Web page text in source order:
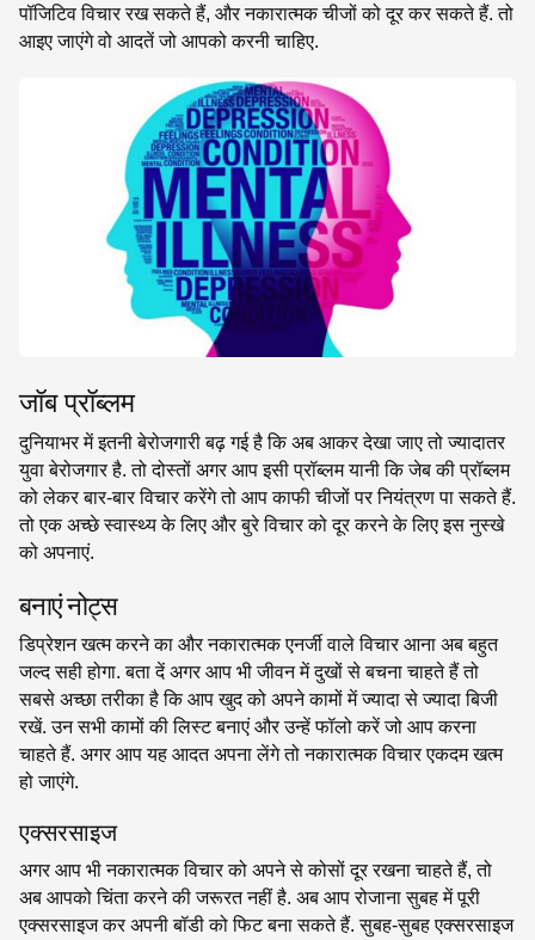
पॉजिटिव विचार रख सकते हैं, और नकारात्मक चीजों को दूर कर सकते हैं. तो
आइए जाएंगे वो आदतें जो आपको करनी चाहिए.
जॉब प्रॉब्लम
दुनियाभर में इतनी बेरोजगारी बढ़ गई है कि अब आकर देखा जाए तो ज्यादातर
युवा बेरोजगार है. तो दोस्तों अगर आप इसी प्रॉब्लम यानी कि जेब की प्रॉब्लम
को लेकर बार-बार विचार करेंगे तो आप काफी चीजों पर नियंत्रण पा सकते हैं.
तो एक अच्छे स्वास्थ्य के लिए और बुरे विचार को दूर करने के लिए इस नुस्खे
को अपनाएं.
बनाएं नोट्स
डिप्रेशन खत्म करने का और नकारात्मक एनर्जी वाले विचार आना अब बहुत
जल्द सही होगा. बता दें अगर आप भी जीवन में दुखों से बचना चाहते हैं तो
सबसे अच्छा तरीका है कि आप खुद को अपने कामों में ज्यादा से ज्यादा बिजी
रखें. उन सभी कामों की लिस्ट बनाएं और उन्हें फॉलो करें जो आप करना
चाहते हैं. अगर आप यह आदत अपना लेंगे तो नकारात्मक विचार एकदम खत्म
हो जाएंगे.
एक्सरसाइज
अगर आप भी नकारात्मक विचार को अपने से कोसों दूर रखना चाहते हैं, तो
अब आपको चिंता करने की जरूरत नहीं है. अब आप रोजाना सुबह में पूरी
एक्सरसाइज कर अपनी बॉडी को फिट बना सकते हैं. सुबह-सुबह एक्सरसाइज